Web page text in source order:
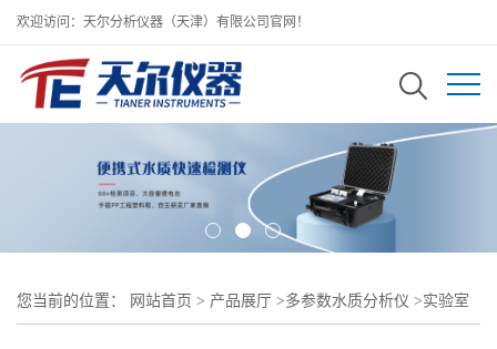
欢迎访问：天尔分析仪器（天津）有限公司官网！
您当前的位置： 网站首页 > 产品展厅 >多参数水质分析仪 >实验室